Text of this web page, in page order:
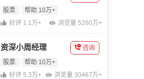
股票 帮助 10万+
好评 1.1万+ 浏览量 5260万+
资深小周经理
股票 帮助 10万+
咨询
好评 5.3万+ 浏览量 30467万+